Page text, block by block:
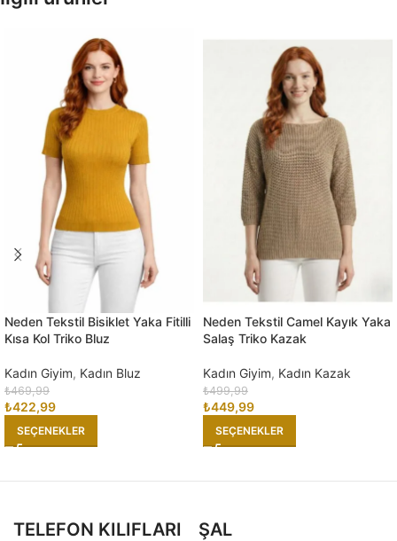
Neden Tekstil Bisiklet Yaka Fitilli
Kısa Kol Triko Bluz
Kadın Giyim, Kadın Bluz
₺469,99
₺422,99
SEÇENEKLER
Neden Tekstil Camel Kayık Yaka
Salaş Triko Kazak
Kadın Giyim, Kadın Kazak
₺499,99
₺449,99
SEÇENEKLER
TELEFON KILIFLARI ŞAL